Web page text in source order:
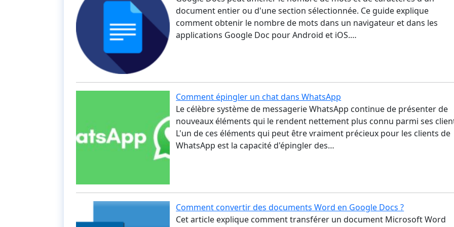
document entier ou d'une section sélectionnée. Ce guide explique
comment obtenir le nombre de mots dans un navigateur et dans les
applications Google Doc pour Android et iOS.…
Comment épingler un chat dans WhatsApp
Le célèbre système de messagerie WhatsApp continue de présenter de
nouveaux éléments qui le rendent nettement plus connu parmi ses
L'un de ces éléments qui peut être vraiment précieux pour les clients de
WhatsApp est la capacité d'épingler des…
Comment convertir des documents Word en Google Docs ?
Cet article explique comment transférer un document Microsoft Word